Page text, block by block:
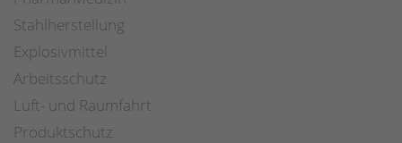
Stahlherstellung
Explosivmittel
Arbeitsschutz
Luft- und Raumfahrt
Produktschutz